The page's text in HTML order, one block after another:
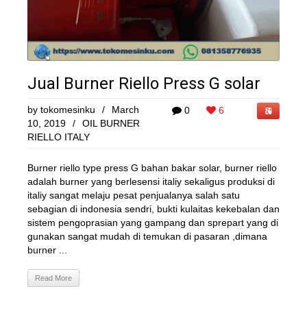
Jual Burner Riello Press G solar
0 6
by tokomesinku /
March
10, 2019
/
OIL BURNER
RIELLO ITALY
Burner riello type press G bahan bakar solar, burner riello
adalah burner yang berlesensi italiy sekaligus produksi di
italiy sangat melaju pesat penjualanya salah satu
sebagian di indonesia sendri, bukti kulaitas kekebalan dan
sistem pengoprasian yang gampang dan sprepart yang di
gunakan sangat mudah di temukan di pasaran ,dimana
burner ...
Read More